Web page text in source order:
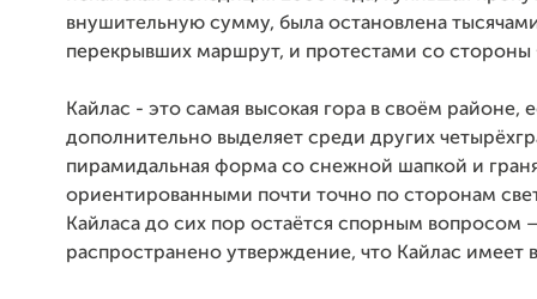
внушительную сумму, была остановлена
перекрывших маршрут, и протестами со
Кайлас - это самая высокая гора в своём районе,
дополнительно выделяет среди других
пирамидальная форма со снежной шапкой и
ориентированными почти точно по сторонам
Кайласа до сих пор остаётся спорным вопросом
распространено утверждение, что Кайлас имеет